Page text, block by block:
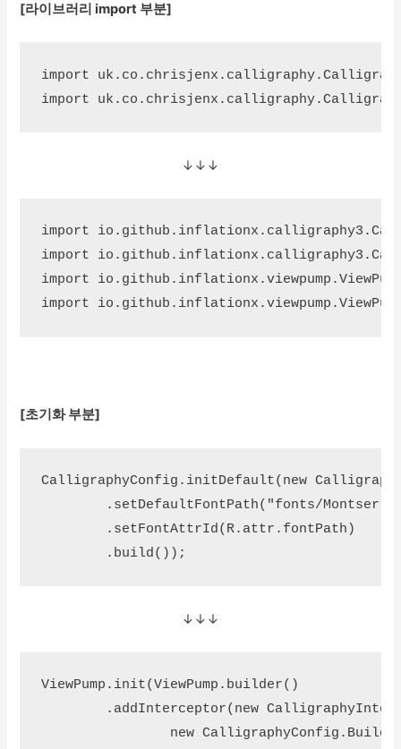
[라이브러리 import 부분]
import
import
↓↓↓
import
import
import
import
[초기화 부분]
CalligraphyConfig.initDefault(new
.setDefaultFontPath("fonts/
        .setFontAttrId(R.attr.fontPath)
        .build());
↓↓↓
ViewPump.init(ViewPump.builder()
.addInterceptor(new
new